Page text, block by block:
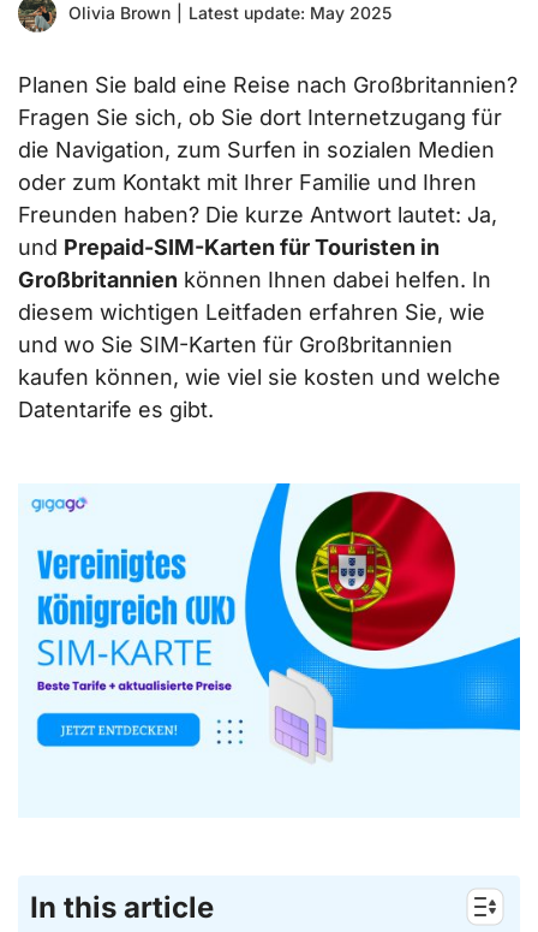
Olivia Brown Latest update: May 2025
Planen Sie bald eine Reise nach Großbritannien?
Fragen Sie sich, ob Sie dort Internetzugang für
die Navigation, zum Surfen in sozialen Medien
oder zum Kontakt mit Ihrer Familie und Ihren
Freunden haben? Die kurze Antwort lautet: Ja,
und Prepaid-SIM-Karten für Touristen in
Großbritannien können Ihnen dabei helfen. In
diesem wichtigen Leitfaden erfahren Sie, wie
und wo Sie SIM-Karten für Großbritannien
kaufen können, wie viel sie kosten und welche
Datentarife es gibt.
In this article